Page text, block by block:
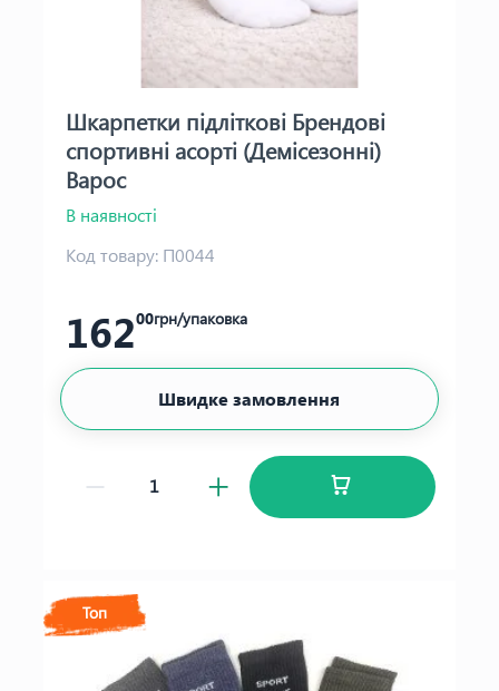
Шкарпетки підліткові Брендові
спортивні асорті (Демісезонні)
Варос
В наявності
Код товару: П0044
16200грн/упаковка
Швидке замовлення
Топ